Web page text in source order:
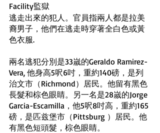
Facility監獄
逃走出來的犯人。官員指兩人都是拉美
裔男子，他們在逃走時穿著全白色或黃
色衣服.
兩名逃犯分別是33嵗的Geraldo Ramirez-
Vera, 他身高5呎6吋，重約140磅，是列
治文市（Richmond）居民。他留有黑色
長髮和棕色眼睛。另一名是28嵗的Jorge
Garcia-Escamilla，他5呎8吋高，重約165
磅，是匹兹堡市（Pittsburg ）居民。他
有黑色短頭髮，棕色眼睛。